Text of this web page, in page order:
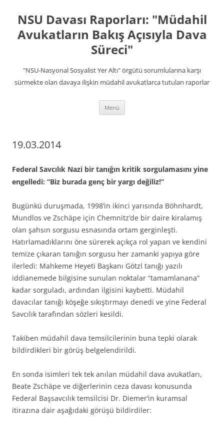
NSU Davası Raporları: "Müdahil
Avukatların Bakış Açısıyla Dava
Süreci"
"NSU-Nasyonal Sosyalist Yer Altı" örgütü sorumlularına karşı
sürmekte olan davaya ilişkin müdahil avukatlarca tutulan raporlar
Menü
19.03.2014
Federal Savcılık Nazi bir tanığın kritik sorgulamasını yine
engelledi: “Biz burada genç bir yargı değiliz!”
Bugünkü duruşmada, 1998’in ikinci yarısında Böhnhardt,
Mundlos ve Zschäpe için Chemnitz’de bir daire kiralamış
olan şahsın sorgusu esnasında ortam gerginleşti.
Hatırlamadıklarını öne sürerek açıkça rol yapan ve kendini
temize çıkaran tanığın sorgusu her zamanki yapıya göre
ilerledi: Mahkeme Heyeti Başkanı Götzl tanığı yazılı
iddianemede bilgisine sunulan noktalar “tamamlanana”
kadar sorguladı, ardından ilgisini kaybetti. Müdahil
davacılar tanığı köşeğe sıkıştırmayı denedi ve yine Federal
Savcılık tarafından sözleri kesildi.
Takiben müdahil dava temsilcilerinin buna tepki olarak
bildirdikleri bir görüş belgelendirildi.
En sonda isimleri tek tek anılan müdahil dava avukatları,
Beate Zschäpe ve diğerlerinin ceza davası konusunda
Federal Başsavcılık temsilcisi Dr. Diemer’in kuramsal
itirazına dair aşağıdaki görüşü bildirdiler: